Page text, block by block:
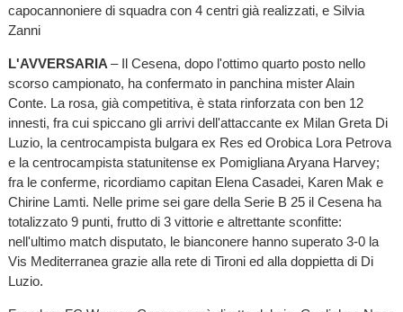
capocannoniere di squadra con 4 centri già realizzati, e Silvia
Zanni
L'AVVERSARIA – Il Cesena, dopo l'ottimo quarto posto nello
scorso campionato, ha confermato in panchina mister Alain
Conte. La rosa, già competitiva, è stata rinforzata con ben 12
innesti, fra cui spiccano gli arrivi dell'attaccante ex Milan Greta Di
Luzio, la centrocampista bulgara ex Res ed Orobica Lora Petrova
e la centrocampista statunitense ex Pomigliana Aryana Harvey;
fra le conferme, ricordiamo capitan Elena Casadei, Karen Mak e
Chirine Lamti. Nelle prime sei gare della Serie B 25 il Cesena ha
totalizzato 9 punti, frutto di 3 vittorie e altrettante sconfitte:
nell'ultimo match disputato, le bianconere hanno superato 3-0 la
Vis Mediterranea grazie alla rete di Tironi ed alla doppietta di Di
Luzio.